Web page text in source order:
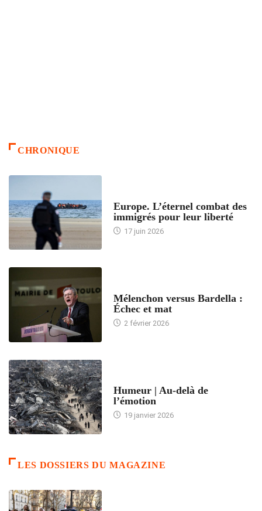
CHRONIQUE
Europe. L’éternel combat des
immigrés pour leur liberté
17 juin 2026
Mélenchon versus Bardella :
Échec et mat
2 février 2026
Humeur | Au-delà de
l’émotion
19 janvier 2026
LES DOSSIERS DU MAGAZINE